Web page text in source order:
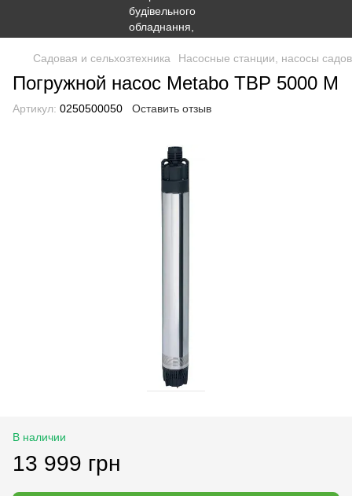
Садовая и сельхозтехника Насосные станции, насосы
Погружной насос Metabo TBP 5000 M
Артикул: 0250500050 Оставить отзыв
В наличии
13 999 грн